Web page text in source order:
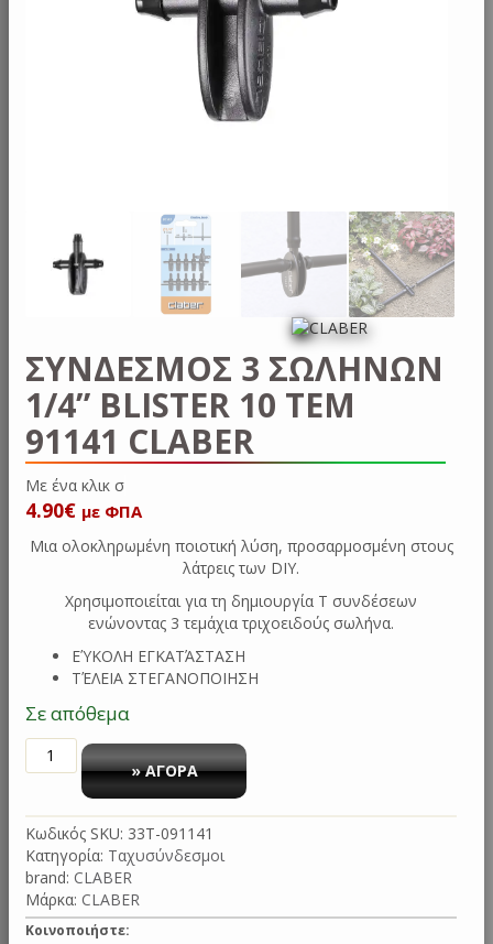
ΣΥΝΔΕΣΜΟΣ 3 ΣΩΛΗΝΩΝ
1/4” BLISTER 10 ΤΕΜ
91141 CLABER
Με ένα
4.90€ με ΦΠΑ
Μια ολοκληρωμένη ποιοτική λύση, προσαρμοσμένη στους
λάτρεις των DIY.
Χρησιμοποιείται για τη δημιουργία Τ συνδέσεων
ενώνοντας 3 τεμάχια τριχοειδούς σωλήνα.
ΕΎΚΟΛΗ ΕΓΚΑΤΆΣΤΑΣΗ
ΤΈΛΕΙΑ ΣΤΕΓΑΝΟΠΟΙΗΣΗ
Σε απόθεμα
ΣΥΝΔΕΣΜΟΣ
3
ΣΩΛΗΝΩΝ
1/4”
BLISTER
10
ΤΕΜ
91141
CLABER
» ΑΓΟΡΑ
Κωδικός SKU: 33T-091141
Κατηγορία: Ταχυσύνδεσμοι
brand: CLABER
Μάρκα: CLABER
Κοινοποιήστε: